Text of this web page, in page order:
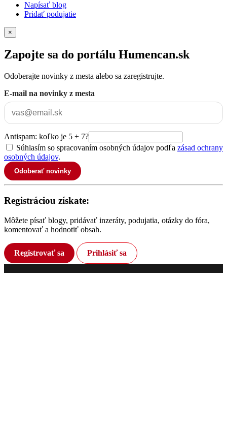
Napísať blog
Pridať podujatie
×
Zapojte sa do portálu Humencan.sk
Odoberajte novinky z mesta alebo sa zaregistrujte.
E-mail na novinky z mesta
Antispam: koľko je 5 + 7?
Súhlasím so spracovaním osobných údajov podľa zásad ochrany
osobných údajov.
Odoberať novinky
Registráciou získate:
Môžete písať blogy, pridávať inzeráty, podujatia, otázky do fóra,
komentovať a hodnotiť obsah.
Registrovať sa Prihlásiť sa